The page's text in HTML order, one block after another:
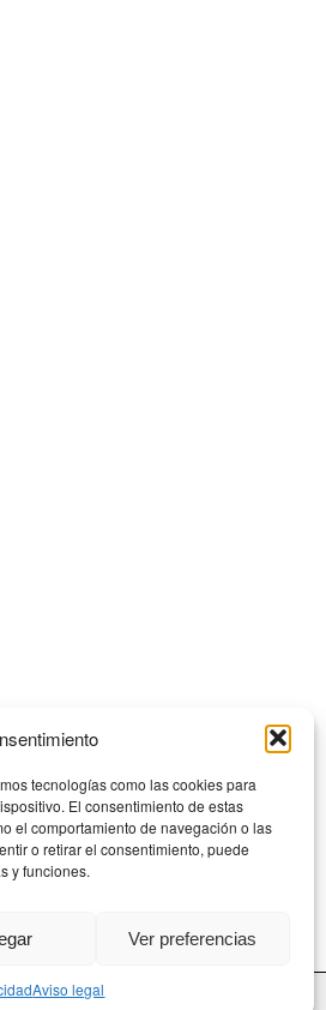
tecnologías como las cookies para
El consentimiento de estas
el comportamiento de navegación o las
o retirar el consentimiento, puede
y funciones.
Ver preferencias
Aviso legal
· Cookies